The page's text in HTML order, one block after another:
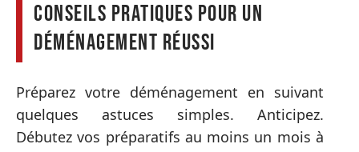
Conseils pratiques pour un
déménagement réussi
Préparez votre déménagement en suivant
quelques astuces simples. Anticipez.
Débutez vos préparatifs au moins un mois à